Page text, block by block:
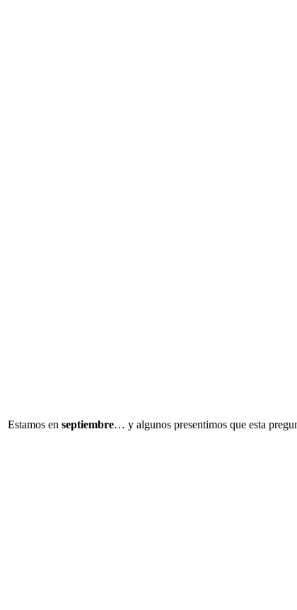
Estamos en septiembre… y algunos presentimos que esta